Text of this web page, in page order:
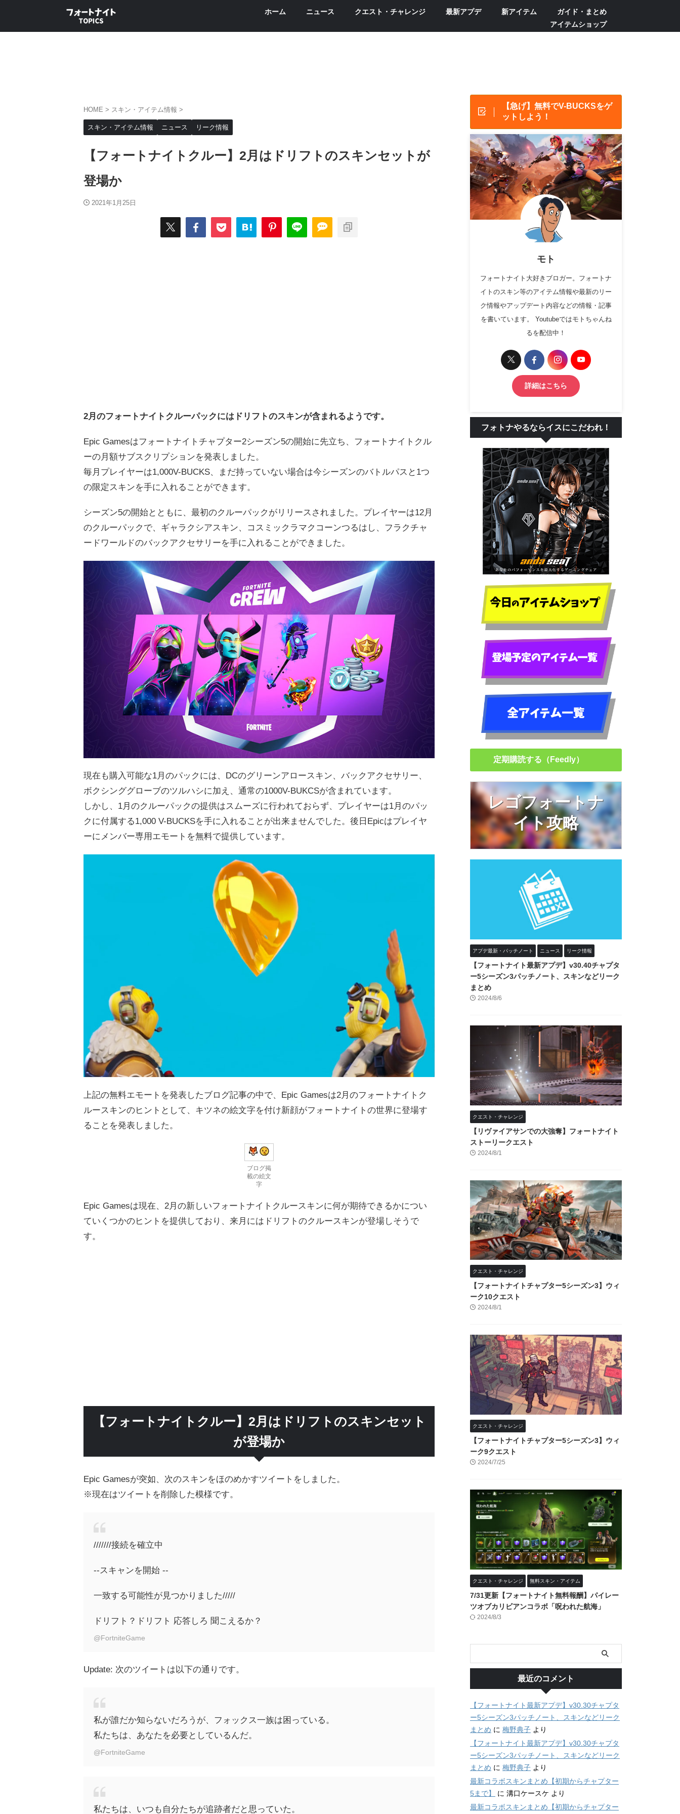
ホーム ニュース クエスト・チャレンジ 最新アプデ 新アイテム
ガイド・まとめ
アイテムショップ
HOME > スキン・アイテム情報 >
スキン・アイテム情報 ニュース リーク情報
【フォートナイトクルー】2月はドリフトのスキンセットが
登場か
2021年1月25日
2月のフォートナイトクルーパックにはドリフトのスキンが含まれるようです。
Epic Gamesはフォートナイトチャプター2シーズン5の開始に先立ち、フォートナイトクル
ーの月額サブスクリプションを発表しました。
毎月プレイヤーは1,000V-BUCKS、まだ持っていない場合は今シーズンのバトルパスと1つ
の限定スキンを手に入れることができます。
シーズン5の開始とともに、最初のクルーパックがリリースされました。プレイヤーは12月
のクルーパックで、ギャラクシアスキン、コスミックラマクコーンつるはし、フラクチャ
ードワールドのバックアクセサリーを手に入れることができました。
現在も購入可能な1月のパックには、DCのグリーンアロースキン、バックアクセサリー、
ボクシンググローブのツルハシに加え、通常の1000V-BUKCSが含まれています。
しかし、1月のクルーパックの提供はスムーズに行われておらず、プレイヤーは1月のパッ
クに付属する1,000 V-BUCKSを手に入れることが出来ませんでした。後日Epicはプレイヤ
ーにメンバー専用エモートを無料で提供しています。
上記の無料エモートを発表したブログ記事の中で、Epic Gamesは2月のフォートナイトク
ルースキンのヒントとして、キツネの絵文字を付け新顔がフォートナイトの世界に登場す
ることを発表しました。
ブログ掲
載の絵文
字
Epic Gamesは現在、2月の新しいフォートナイトクルースキンに何が期待できるかについ
ていくつかのヒントを提供しており、来月にはドリフトのクルースキンが登場しそうで
す。
【フォートナイトクルー】2月はドリフトのスキンセット
が登場か
Epic Gamesが突如、次のスキンをほのめかすツイートをしました。
※現在はツイートを削除した模様です。
///////接続を確立中
--スキャンを開始 --
一致する可能性が見つかりました/////
ドリフト？ドリフト 応答しろ 聞こえるか？
@FortniteGame
Update: 次のツイートは以下の通りです。
私が誰だか知らないだろうが、フォックス一族は困っている。
私たちは、あなたを必要としているんだ。
@FortniteGame
私たちは、いつも自分たちが追跡者だと思っていた。
【急げ】無料でV-BUCKSをゲ
ットしよう！
モト
フォートナイト大好きブロガー。フォートナ
イトのスキン等のアイテム情報や最新のリー
ク情報やアップデート内容などの情報・記事
を書いています。 Youtubeではモトちゃんね
るを配信中！
詳細はこちら
フォトナやるならイスにこだわれ！
定期購読する（Feedly）
レゴフォートナ
イト攻略
アプデ最新・パッチノート ニュース リーク情報
【フォートナイト最新アプデ】v30.40チャプタ
ー5シーズン3パッチノート、スキンなどリーク
まとめ
2024/8/6
クエスト・チャレンジ
【リヴァイアサンでの大強奪】フォートナイト
ストーリークエスト
2024/8/1
クエスト・チャレンジ
【フォートナイトチャプター5シーズン3】ウィ
ーク10クエスト
2024/8/1
クエスト・チャレンジ
【フォートナイトチャプター5シーズン3】ウィ
ーク9クエスト
2024/7/25
クエスト・チャレンジ 無料スキン・アイテム
7/31更新【フォートナイト無料報酬】パイレー
ツオブカリビアンコラボ「呪われた航海」
2024/8/3
最近のコメント
【フォートナイト最新アプデ】v30.30チャプタ
ー5シーズン3パッチノート、スキンなどリーク
まとめ に 梅野典子 より
【フォートナイト最新アプデ】v30.30チャプタ
ー5シーズン3パッチノート、スキンなどリーク
まとめ に 梅野典子 より
最新コラボスキンまとめ【初期からチャプター
5まで】
に 溝口ケースケ より
最新コラボスキンまとめ【初期からチャプター